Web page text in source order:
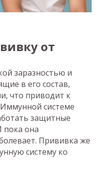
от
заразностью и
в его состав,
что приводит к
системе
защитные
пока она
Прививка же
систему ко